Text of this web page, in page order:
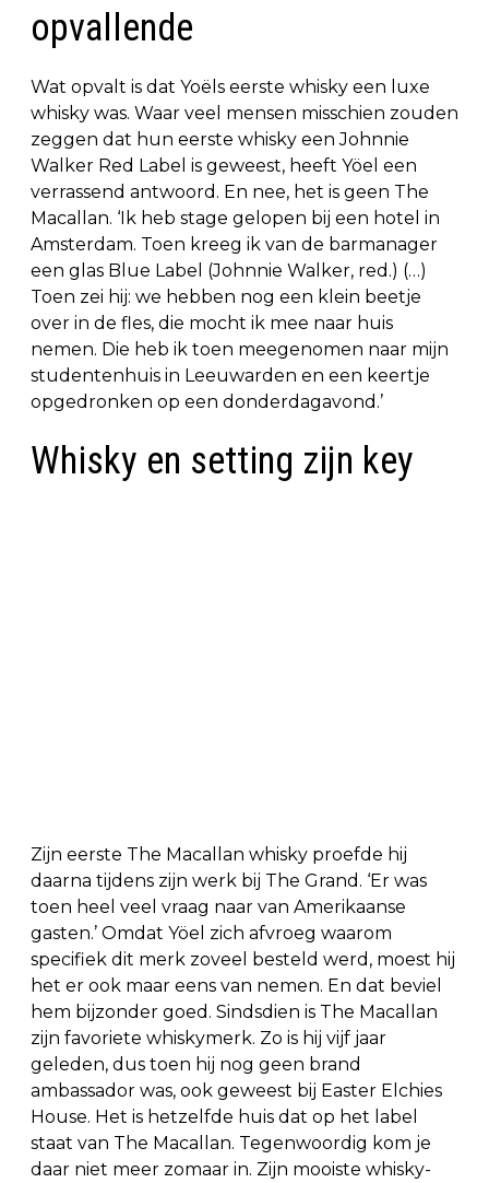
opvallende
Wat opvalt is dat Yoëls eerste whisky een luxe
whisky was. Waar veel mensen misschien zouden
zeggen dat hun eerste whisky een Johnnie
Walker Red Label is geweest, heeft Yöel een
verrassend antwoord. En nee, het is geen The
Macallan. ‘Ik heb stage gelopen bij een hotel in
Amsterdam. Toen kreeg ik van de barmanager
een glas Blue Label (Johnnie Walker, red.) (…)
Toen zei hij: we hebben nog een klein beetje
over in de fles, die mocht ik mee naar huis
nemen. Die heb ik toen meegenomen naar mijn
studentenhuis in Leeuwarden en een keertje
opgedronken op een donderdagavond.’
Whisky en setting zijn key
Zijn eerste The Macallan whisky proefde hij
daarna tijdens zijn werk bij The Grand. ‘Er was
toen heel veel vraag naar van Amerikaanse
gasten.’ Omdat Yöel zich afvroeg waarom
specifiek dit merk zoveel besteld werd, moest hij
het er ook maar eens van nemen. En dat beviel
hem bijzonder goed. Sindsdien is The Macallan
zijn favoriete whiskymerk. Zo is hij vijf jaar
geleden, dus toen hij nog geen brand
ambassador was, ook geweest bij Easter Elchies
House. Het is hetzelfde huis dat op het label
staat van The Macallan. Tegenwoordig kom je
daar niet meer zomaar in. Zijn mooiste whisky-